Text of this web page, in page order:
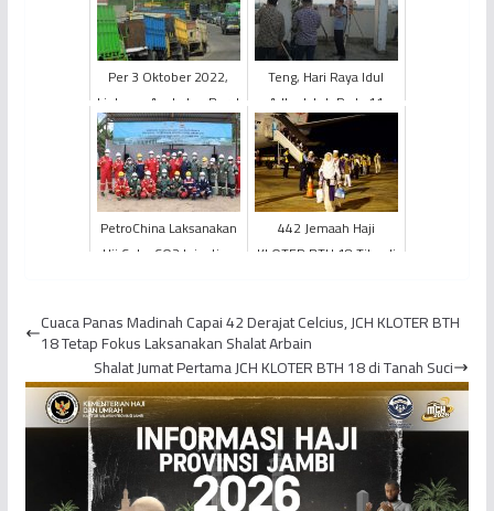
Per 3 Oktober 2022,
Lintasan Angkutan Berat
di Jambi Direkayasa
Teng, Hari Raya Idul
Adha Jatuh Pada 11
Agustus 2019
PetroChina Laksanakan
Uji Coba CO2 Injection
442 Jemaah Haji
KLOTER BTH 18 Tiba di
Cuaca Panas Madinah Capai 42 Derajat Celcius, JCH KLOTER BTH
18 Tetap Fokus Laksanakan Shalat Arbain
Shalat Jumat Pertama JCH KLOTER BTH 18 di Tanah Suci